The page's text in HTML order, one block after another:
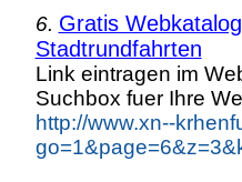
6. Gratis
Stadtrundfahrten
Link eintragen im
Suchbox fuer Ihre
http://www.xn--